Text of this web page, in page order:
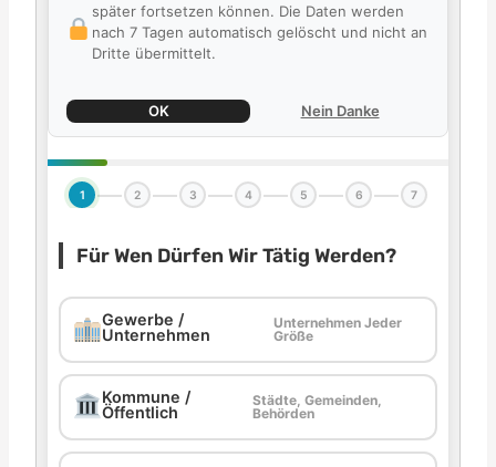
später fortsetzen können. Die Daten werden
nach 7 Tagen automatisch gelöscht und nicht an
Dritte übermittelt.
OK Nein Danke
1 2 3 4 5 6 7
Für Wen Dürfen Wir Tätig Werden?
Gewerbe /
Unternehmen
Unternehmen Jeder
Größe
Kommune /
Öffentlich
Städte, Gemeinden,
Behörden